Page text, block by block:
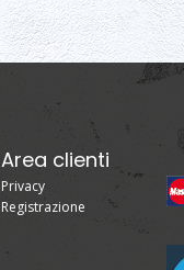
Area clienti
Privacy
Registrazione